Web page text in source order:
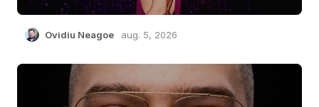
Ovidiu Neagoe aug. 5, 2026